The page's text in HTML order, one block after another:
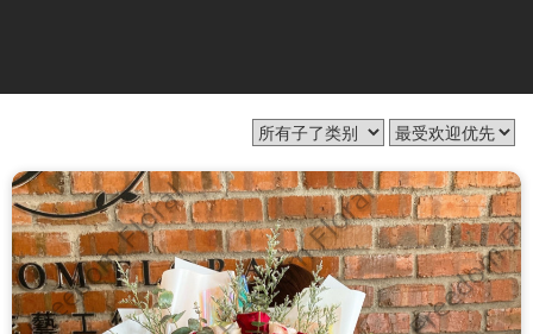
白事花篮
婚礼系列
永生花系列
氦气气球
布置